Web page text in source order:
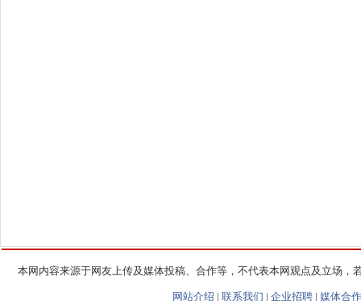
本网内容来源于网友上传及媒体投稿、合作等，不代表本网观点及立场
网站介绍 | 联系我们 | 企业招聘 | 媒体合作